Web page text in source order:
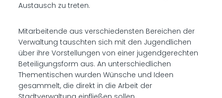
Austausch zu treten.
Mitarbeitende aus verschiedensten Bereichen der
Verwaltung tauschten sich mit den Jugendlichen
über ihre Vorstellungen von einer jugendgerechten
Beteiligungsform aus. An unterschiedlichen
Thementischen wurden Wünsche und Ideen
gesammelt, die direkt in die Arbeit der